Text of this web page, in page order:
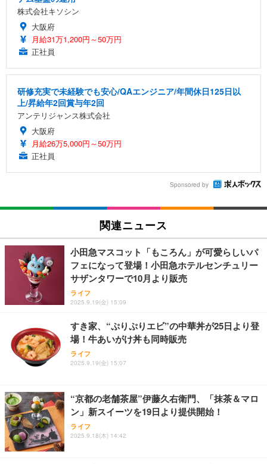
株式会社キソシン
大阪府
月給31万1,200円～50万円
正社員
研修充実で未経験でも安心/QAエンジニア/年間休日125日以
上/昇給年2回賞与年2回
アンテリジャンス株式会社
大阪府
月給26万5,000円～50万円
正社員
Sponsored by
関連ニュース
小田急マスコット「もころん」が可愛らしいパ
フェになって登場！小田急ホテルセンチュリー
サザンタワーで10月より販売
ライフ
2025.9.19(金) 15:09
すき家、“ぷりぷりエビ”の中華丼が25日より登
場！牛あいがけ丼も同時販売
ライフ
2025.9.19(金) 15:07
“京都の老舗茶屋”伊藤久右衛門、「抹茶＆マロ
ン」新スイーツを19日より提供開始！
ライフ
2025.9.18(木) 14:42